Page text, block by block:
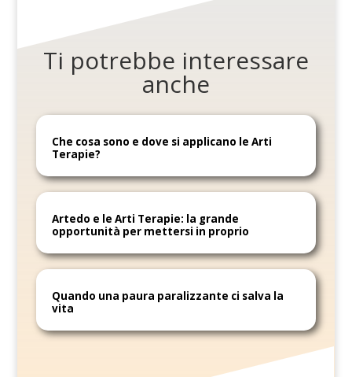
Ti potrebbe interessare
anche
Che cosa sono e dove si applicano le Arti
Terapie?
Artedo e le Arti Terapie: la grande
opportunità per mettersi in proprio
Quando una paura paralizzante ci salva la
vita